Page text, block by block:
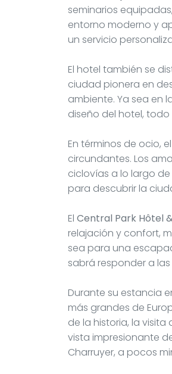
seminarios
entorno moderno y
un servicio
El hotel también se
ciudad pionera en
ambiente. Ya sea en
diseño del hotel,
En términos de ocio,
circundantes. Los
ciclovías a lo largo
para descubrir la
El Central Park Hôtel
relajación y confort,
sea para una
sabrá responder a
Durante su estancia
más grandes de
de la historia, la
vista impresionante
Charruyer, a pocos